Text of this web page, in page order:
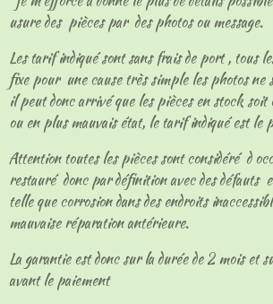
usure des pièces par des photos ou message.
Les tarif indiqué sont sans frais de port , tous
fixe pour une cause très simple les photos
il peut donc arrivé que les pièces en stock
ou en plus mauvais état, le tarif indiqué est le
Attention toutes les pièces sont considéré d
restauré donc par définition avec des défauts
telle que corrosion dans des endroits
mauvaise réparation antérieure.
La garantie est donc sur la durée de 2 mois et
avant le paiement